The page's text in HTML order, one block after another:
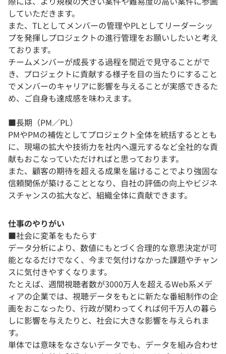
していただきます。
また、TLとしてメンバーの管理やPLとしてリーダーシッ
プを発揮しプロジェクトの進行管理をお願いしたいと考え
ております。
チームメンバーが成長する過程を間近で見守ることがで
き、プロジェクトに貢献する様子を目の当たりにすること
でメンバーのキャリアに影響を与えることが実感できるた
め、ご自身も達成感を味わえます。
■長期（PM／PL）
PMやPMの補佐としてプロジェクト全体を統括するととも
に、現場の拡大や技術力を社内へ還元するなど全社的な貢
献もおこなっていただければと思っております。
また、顧客の期待を超える成果を届けることでより強固な
信頼関係が築けることとなり、自社の評価の向上やビジネ
スチャンスの拡大など、組織全体に貢献できます。
仕事のやりがい
■社会に変革をもたらす
データ分析により、数値にもとづく合理的な意思決定が可
能となるだけでなく、今まで気付けなかった課題やチャン
スに気付きやすくなります。
たとえば、週間視聴者数が3000万人を超えるWeb系メデ
ィアの企業では、視聴データをもとに新たな番組制作の企
画をおこなったり、行政が関わってくれば何千万人の暮ら
しに影響を与えたりと、社会に大きな影響を与えられま
す。
単体では意味をなさないデータでも、データを組み合わせ